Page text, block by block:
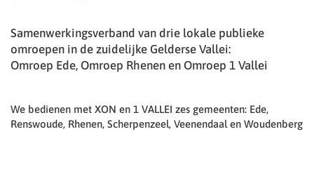
Samenwerkingsverband van drie lokale publieke
omroepen in de zuidelijke Gelderse Vallei:
Omroep Ede, Omroep Rhenen en Omroep 1 Vallei
We bedienen met XON en 1 VALLEI zes gemeenten: Ede,
Renswoude, Rhenen, Scherpenzeel, Veenendaal en Woudenberg